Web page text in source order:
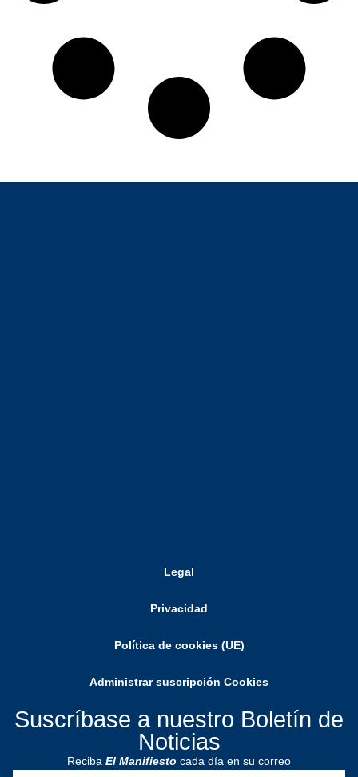
Legal
Privacidad
Política de cookies (UE)
Administrar suscripción Cookies
Suscríbase a nuestro Boletín de
Noticias
Reciba El Manifiesto cada día en su correo